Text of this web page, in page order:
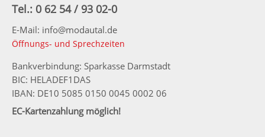
Tel.: 0 62 54 / 93 02-0
E-Mail: info@modautal.de
Öffnungs- und Sprechzeiten
Bankverbindung: Sparkasse Darmstadt
BIC: HELADEF1DAS
IBAN: DE10 5085 0150 0045 0002 06
EC-Kartenzahlung möglich!